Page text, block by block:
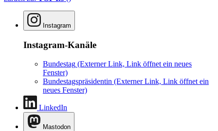
Instagram
Instagram-Kanäle
Bundestag (Externer Link, Link öffnet ein neues
Fenster)
Bundestagspräsidentin (Externer Link, Link öffnet ein
neues Fenster)
LinkedIn
Mastodon